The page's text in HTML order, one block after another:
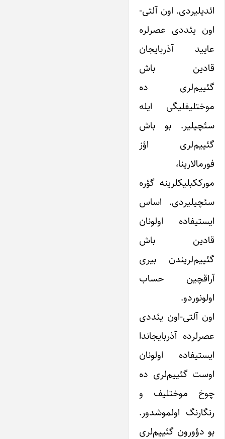
ائدیلیردی. اون آلتی-
اون یئددی عصرلره
عایید آذربایجان
قادین باش
گئییم‌لری ده
موختلیفلیگی ایله
سئچیلیر. بو باش
گئییم‌لری اؤز
فورمالارینا،
مورککبلیکلرینه گؤره
سئچیلیردی. اساس
ایستیفاده اولونان
قادین باش
گئییم‌لریندن بیری
آراقچین حساب
اولونوردو.
اون آلتی-اون یئددی
عصرلرده آذربایجاندا
ایستیفاده اولونان
اوست گئییم‌لری ده
چوخ موختلیف و
رنگارنگ اولموشدور.
بو دؤورون گئییم‌لری